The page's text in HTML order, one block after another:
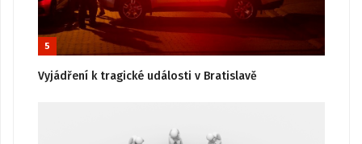
5
Vyjádření k tragické události v Bratislavě